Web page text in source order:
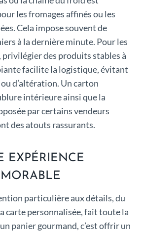
les fromages affinés ou les
Cela impose souvent de
à la dernière minute. Pour les
privilégier des produits stables à
facilite la logistique, évitant
d’altération. Un carton
intérieure ainsi que la
par certains vendeurs
des atouts rassurants.
EXPÉRIENCE
particulière aux détails, du
carte personnalisée, fait toute la
panier gourmand, c’est offrir un